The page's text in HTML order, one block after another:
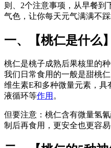
则、2个注意事项，从早餐到
气色，让你每天元气满满不踩
一、【桃仁是什么
桃仁是桃子成熟后果核里的
我们日常食用的一般是甜桃
维生素E和多种微量元素，具
液循环等作用 。
但要注意：桃仁含有微量氢
制后再食用，更安全也更容易